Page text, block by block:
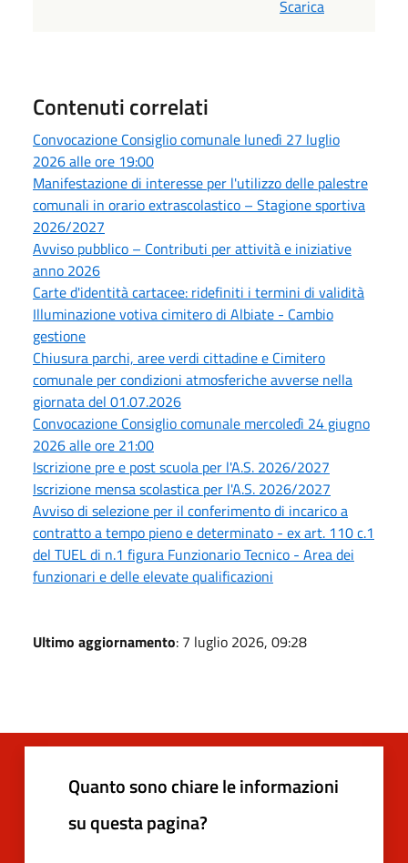
Scarica
Contenuti correlati
Convocazione Consiglio comunale lunedì 27 luglio
2026 alle ore 19:00
Manifestazione di interesse per l'utilizzo delle palestre
comunali in orario extrascolastico – Stagione sportiva
2026/2027
Avviso pubblico – Contributi per attività e iniziative
anno 2026
Carte d'identità cartacee: ridefiniti i termini di validità
Illuminazione votiva cimitero di Albiate - Cambio
gestione
Chiusura parchi, aree verdi cittadine e Cimitero
comunale per condizioni atmosferiche avverse nella
giornata del 01.07.2026
Convocazione Consiglio comunale mercoledì 24 giugno
2026 alle ore 21:00
Iscrizione pre e post scuola per l'A.S. 2026/2027
Iscrizione mensa scolastica per l'A.S. 2026/2027
Avviso di selezione per il conferimento di incarico a
contratto a tempo pieno e determinato - ex art. 110 c.1
del TUEL di n.1 figura Funzionario Tecnico - Area dei
funzionari e delle elevate qualificazioni
Ultimo aggiornamento: 7 luglio 2026, 09:28
Quanto sono chiare le informazioni
su questa pagina?